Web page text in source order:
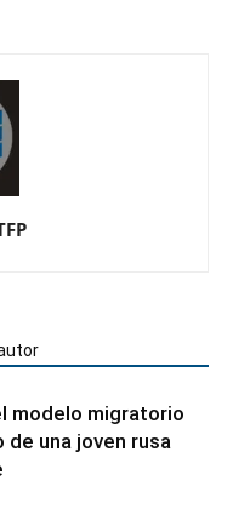
modelo migratorio
de una joven rusa